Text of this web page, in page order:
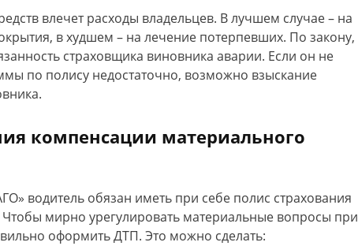
влечет расходы владельцев. В лучшем случае – на
в худшем – на лечение потерпевших. По закону,
страховщика виновника аварии. Если он не
по полису недостаточно, возможно взыскание
компенсации материального
водитель обязан иметь при себе полис страхования
Чтобы мирно урегулировать материальные вопросы при
оформить ДТП. Это можно сделать: